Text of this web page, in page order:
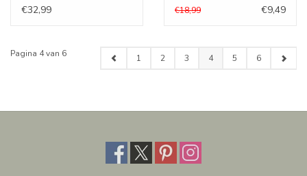
€32,99
€18,99 €9,49
Pagina 4 van 6 1 2 3 4 5 6